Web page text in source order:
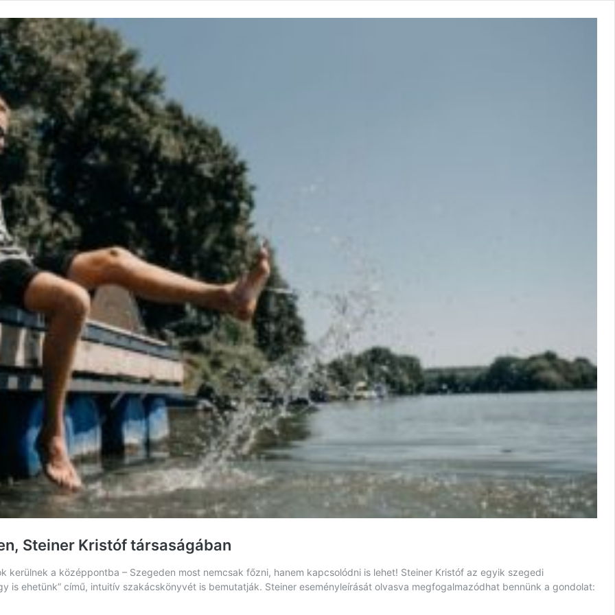
Steiner Kristóf társaságában
kerülnek a középpontba – Szegeden most nemcsak főzni, hanem kapcsolódni is lehet! Steiner Kristóf az egyik szegedi
is ehetünk” című, intuitív szakácskönyvét is bemutatják. Steiner eseményleírását olvasva megfogalmazódhat bennünk a gondolat: